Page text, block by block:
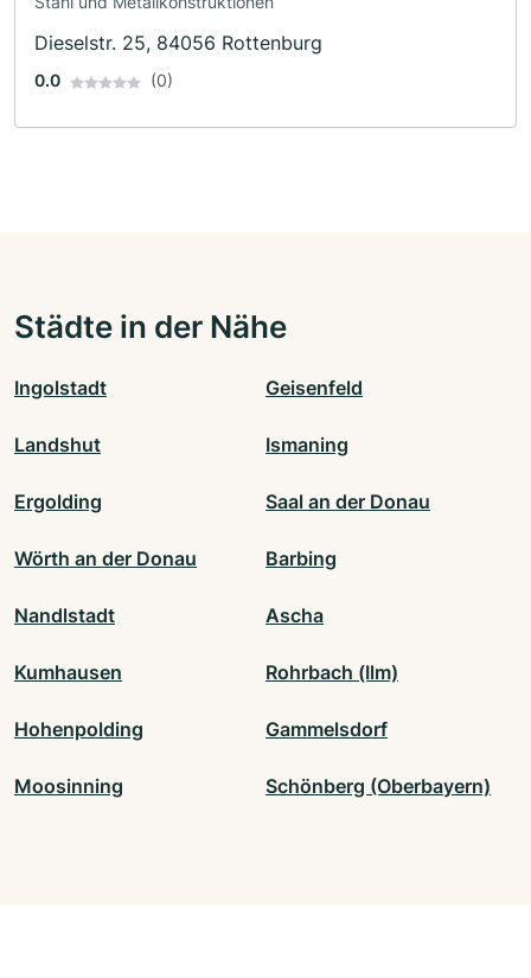
Dieselstr. 25, 84056 Rottenburg
0.0 (0)
Städte in der Nähe
Ingolstadt Geisenfeld
Landshut Ismaning
Ergolding Saal an der Donau
Wörth an der Donau Barbing
Nandlstadt Ascha
Kumhausen Rohrbach (Ilm)
Hohenpolding Gammelsdorf
Moosinning Schönberg (Oberbayern)